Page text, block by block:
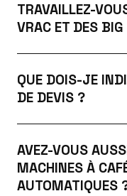
TRAVAILLEZ-
VRAC ET DES
QUE DOIS-JE
DE DEVIS ?
AVEZ-VOUS
MACHINES À
AUTOMATIQUES